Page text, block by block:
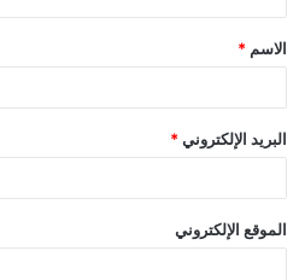
ق
*
الاسم *
البريد الإلكتروني *
الموقع الإلكتروني